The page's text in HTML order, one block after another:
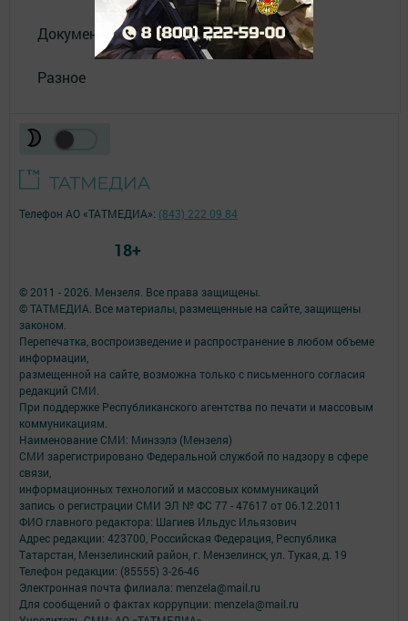
Документы
Разное
© 2011 - 2026. Мензеля. Все права защищены.
© ТАТМЕДИА. Все материалы, размещенные на сайте, защищены
законом.
Перепечатка, воспроизведение и распространение в любом объеме
информации,
размещенной на сайте, возможна только с письменного согласия
редакций СМИ.
При поддержке Республиканского агентства по печати и массовым
коммуникациям.
Наименование СМИ: Минзэлэ (Мензеля)
СМИ зарегистрировано Федеральной службой по надзору в сфере
связи,
информационных технологий и массовых коммуникаций
запись о регистрации СМИ ЭЛ № ФС 77 - 47617 от 06.12.2011
ФИО главного редактора: Шагиев Ильдус Ильязович
Адрес редакции: 423700, Российская Федерация, Республика
Татарстан, Мензелинский район, г. Мензелинск, ул. Тукая, д. 19
Телефон редакции: (85555) 3-26-46
Электронная почта филиала: menzela@mail.ru
Для сообщений о фактах коррупции: menzela@mail.ru
Телефон АО «ТАТМЕДИА»: (843) 222 09 84
18+